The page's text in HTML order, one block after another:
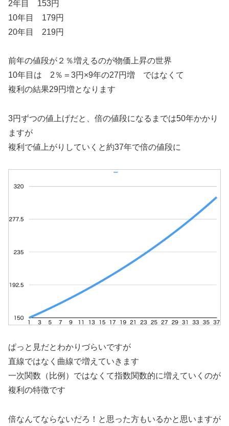
2年目 153円
10年目 179円
20年目 219円
前年の値段が２％増えるのが物価上昇の世界
10年目は 2％＝3円×9年の27円増 ではなくて
複利の結果29円増となります
3円ずつの値上げだと、倍の値段になるまでは50年かかり
ますが
複利で値上がりしていくと約37年で倍の値段に
ぱっと見だとわかりづらいですが
直線ではなく曲線で増えていきます
一次関数（比例）ではなくて指数関数的に増えていくのが
複利の特徴です
倍なんてならないだろ！と思った方もいるかと思いますが